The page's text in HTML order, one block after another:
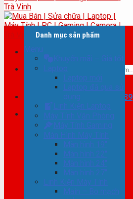
Tìm kiếm:
0988.411.039
Danh mục sản phẩm